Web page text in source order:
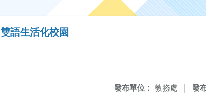
雙語生活化校園
發
發布單位： 教務處 |